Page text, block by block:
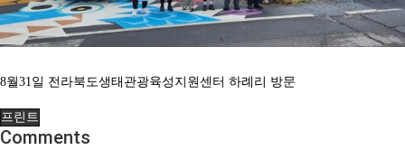
8월31일 전라북도생태관광육성지원센터 하례리 방문
프린트
Comments